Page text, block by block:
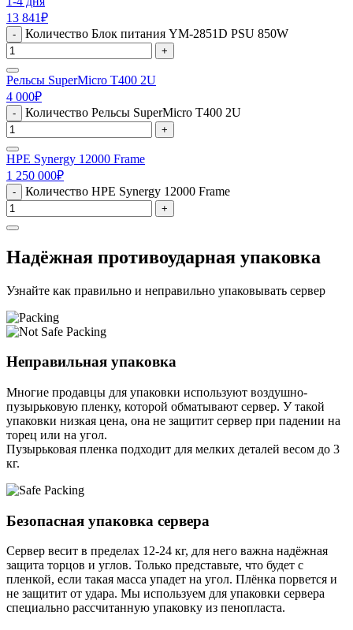
13 841₽
- Количество Блок питания YM-2851D PSU 850W
+
Рельсы SuperMicro T400 2U
4 000₽
- Количество Рельсы SuperMicro T400 2U
+
HPE Synergy 12000 Frame
1 250 000₽
- Количество HPE Synergy 12000 Frame
+
Надёжная противоударная упаковка
Узнайте как правильно и неправильно упаковывать сервер
Неправильная упаковка
Многие продавцы для упаковки используют воздушно-
пузырьковую пленку, которой обматывают сервер. У такой
упаковки низкая цена, она не защитит сервер при падении на
торец или на угол.
Пузырьковая пленка подходит для мелких деталей весом до 3
кг.
Безопасная упаковка сервера
Сервер весит в пределах 12-24 кг, для него важна надёжная
защита торцов и углов. Только представьте, что будет с
пленкой, если такая масса упадет на угол. Плёнка порвется и
не защитит от удара. Мы используем для упаковки сервера
специально расcчитанную упаковку из пенопласта.